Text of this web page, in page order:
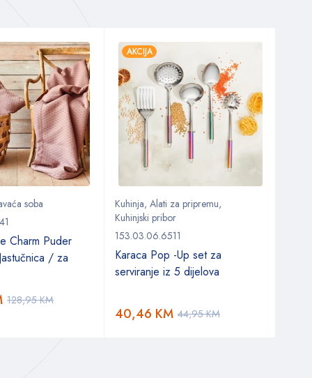
soba
Charm Puder
/ za
128,95KM
AKCIJA
Kuhinja, Alati za pripremu,
Kuhinjski pribor
153.03.06.6511
Karaca Pop -Up set za
serviranje iz 5 dijelova
44,95KM
40,46 KM